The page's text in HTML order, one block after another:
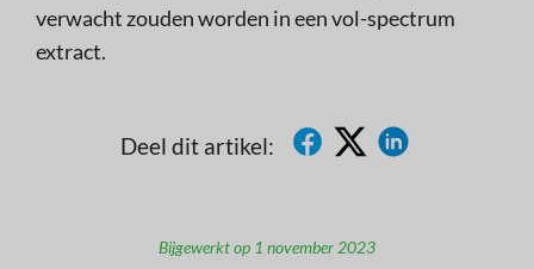
verwacht zouden worden in een vol-spectrum
extract.
Deel dit artikel:
Bijgewerkt op 1 november 2023